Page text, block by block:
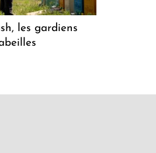
les gardiens